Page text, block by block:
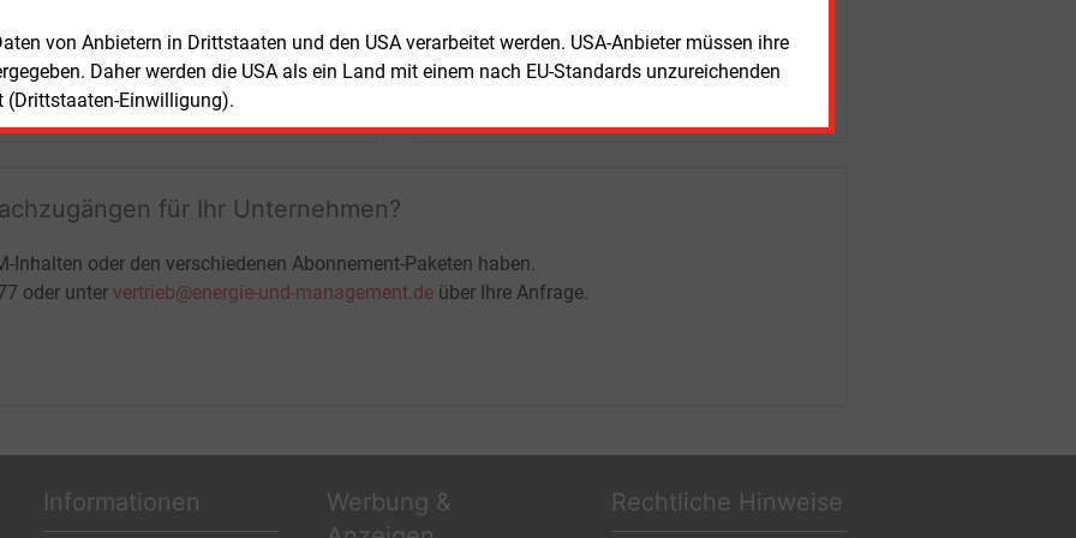
von Anbietern in Drittstaaten und den USA verarbeitet werden. USA-Anbieter müssen ihre
Daher werden die USA als ein Land mit einem nach EU-Standards unzureichenden
(Drittstaaten-Einwilligung).
+ zwei Ausgaben der Zeitung E&M
ohne automatische Verlängerung
JETZT KOSTENLOS TESTEN
für Ihr Unternehmen?
Inhalten oder den verschiedenen Abonnement-Paketen haben.
oder unter vertrieb@energie-und-management.de über Ihre Anfrage.
Informationen
Werbung &
Rechtliche Hinweise